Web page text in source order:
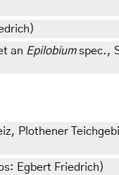
an Epilobiumspec.,
Plothener
Egbert Friedrich)